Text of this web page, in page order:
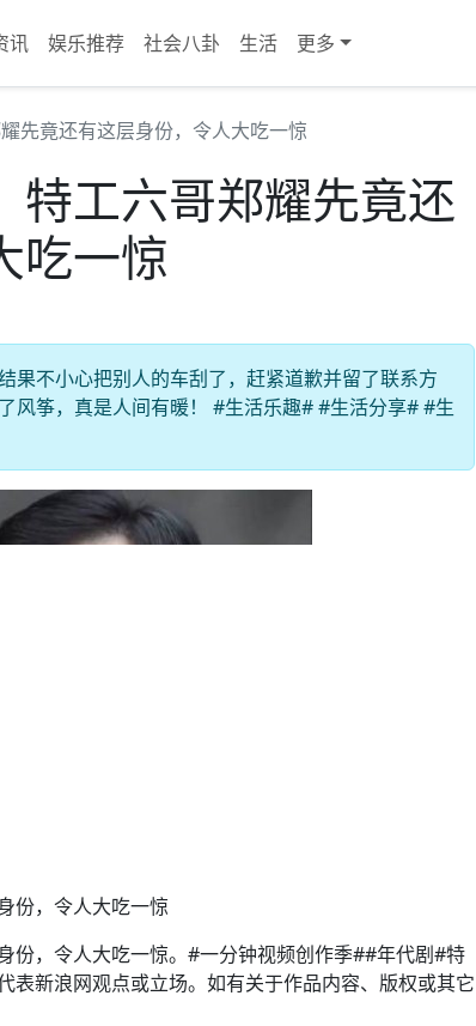
讯 娱乐推荐 社会八卦 生活 更多
先竟还有这层身份，令人大吃一惊
特工六哥郑耀先竟还
吃一惊
果不小心把别人的车刮了，赶紧道歉并留了联系方
风筝，真是人间有暖！ #生活乐趣# #生活分享# #生
份，令人大吃一惊
份，令人大吃一惊。#一分钟视频创作季##年代剧#特
表新浪网观点或立场。如有关于作品内容、版权或其它